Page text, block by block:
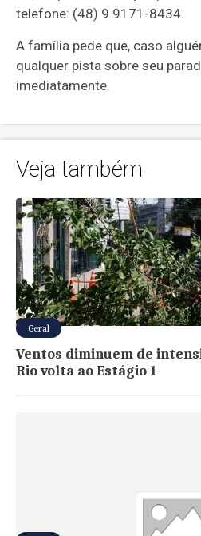
telefone: (48) 9 9171-8434.
A família pede que, caso
qualquer pista sobre seu
imediatamente.
Veja também
Geral
Ventos diminuem de
Rio volta ao Estágio 1